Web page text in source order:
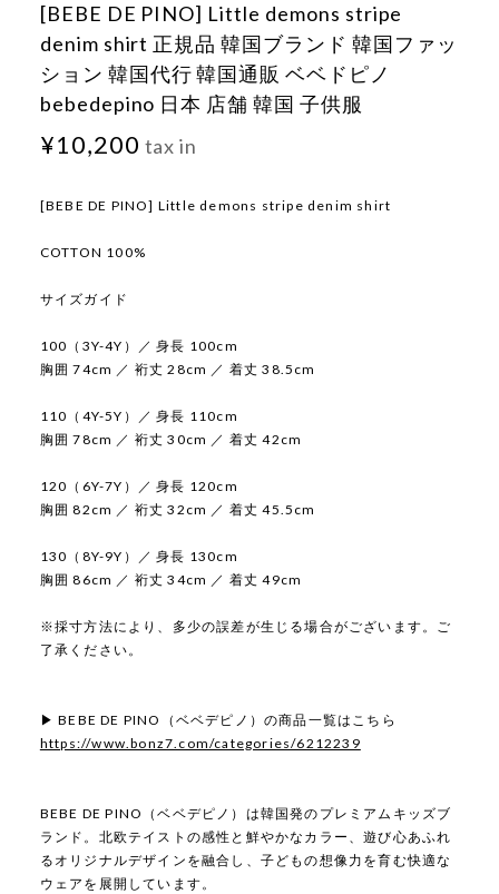
[BEBE DE PINO] Little demons stripe
denim shirt 正規品 韓国ブランド 韓国ファッ
ション 韓国代行 韓国通販 ベベドピノ
bebedepino 日本 店舗 韓国 子供服
¥10,200 tax in
[BEBE DE PINO] Little demons stripe denim shirt
COTTON 100%
サイズガイド
100（3Y-4Y）／ 身長 100cm
胸囲 74cm ／ 裄丈 28cm ／ 着丈 38.5cm
110（4Y-5Y）／ 身長 110cm
胸囲 78cm ／ 裄丈 30cm ／ 着丈 42cm
120（6Y-7Y）／ 身長 120cm
胸囲 82cm ／ 裄丈 32cm ／ 着丈 45.5cm
130（8Y-9Y）／ 身長 130cm
胸囲 86cm ／ 裄丈 34cm ／ 着丈 49cm
※採寸方法により、多少の誤差が生じる場合がございます。ご
了承ください。
▶ BEBE DE PINO（ベベデピノ）の商品一覧はこちら
https://www.bonz7.com/categories/6212239
BEBE DE PINO（ベベデピノ）は韓国発のプレミアムキッズブ
ランド。北欧テイストの感性と鮮やかなカラー、遊び心あふれ
るオリジナルデザインを融合し、子どもの想像力を育む快適な
ウェアを展開しています。